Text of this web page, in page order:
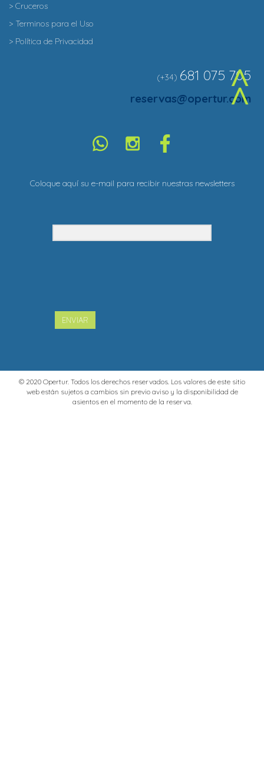
^
> Cruceros
> Terminos para el Uso
> Política de Privacidad
(+34) 681 075 705
reservas@opertur.com
Coloque aquí su e-mail para recibir nuestras newsletters
ENVIAR
© 2020 Opertur. Todos los derechos reservados. Los valores de este sitio
web están sujetos a cambios sin previo aviso y la disponibilidad de
asientos en el momento de la reserva.